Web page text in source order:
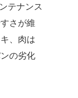
テナンス
さが維
、肉は
の劣化